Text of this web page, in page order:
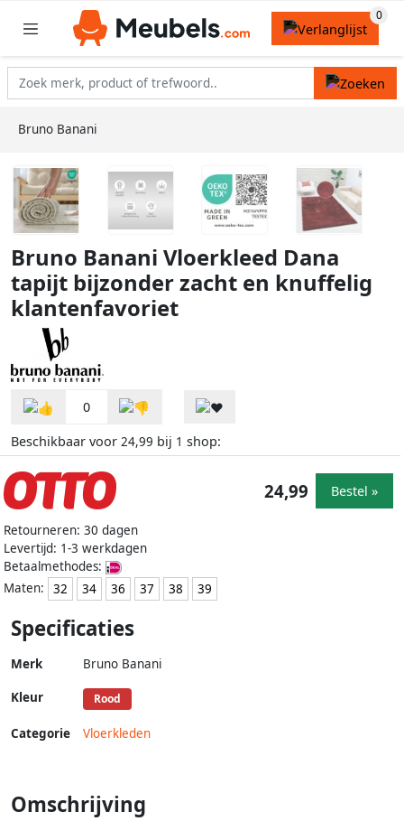
Bruno Banani
Bruno Banani Vloerkleed Dana
tapijt bijzonder zacht en knuffelig
klantenfavoriet
0
Beschikbaar voor 24,99 bij 1 shop:
Retourneren: 30 dagen
Levertijd: 1-3 werkdagen
Betaalmethodes:
Maten:
32 34 36 37 38 39
24,99 Bestel »
Specificaties
Merk Bruno Banani
Kleur Rood
Categorie Vloerkleden
Omschrijving